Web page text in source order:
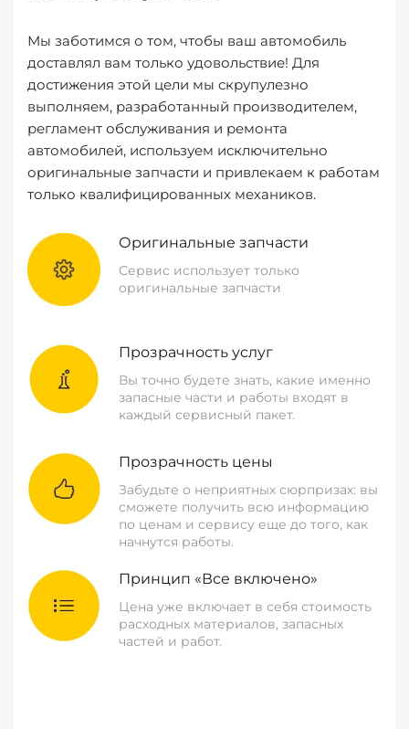
Мы заботимся о том, чтобы ваш автомобиль
доставлял вам только удовольствие! Для
достижения этой цели мы скрупулезно
выполняем, разработанный производителем,
регламент обслуживания и ремонта
автомобилей, используем исключительно
оригинальные запчасти и привлекаем к работам
только квалифицированных механиков.
Оригинальные запчасти
Сервис использует только
оригинальные запчасти
Прозрачность услуг
Вы точно будете знать, какие именно
запасные части и работы входят в
каждый сервисный пакет.
Прозрачность цены
Забудьте о неприятных сюрпризах: вы
сможете получить всю информацию
по ценам и сервису еще до того, как
начнутся работы.
Принцип «Все включено»
Цена уже включает в себя стоимость
расходных материалов, запасных
частей и работ.